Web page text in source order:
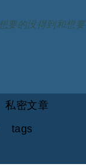
要的没得到和想要
私密文章
tags